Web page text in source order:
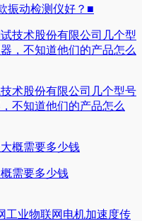
振动检测仪好？■
术股份有限公司几个型号
不知道他们的产品怎么
需要多少钱
工业物联网 电机加速度传